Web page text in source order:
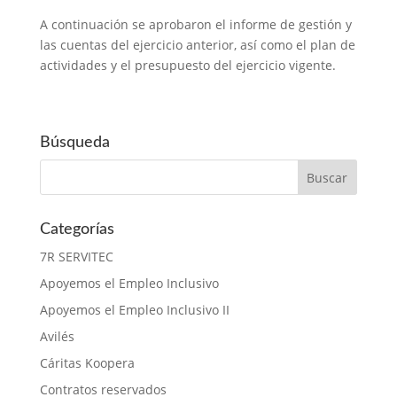
A continuación se aprobaron el informe de gestión y
las cuentas del ejercicio anterior, así como el plan de
actividades y el presupuesto del ejercicio vigente.
Búsqueda
Categorías
7R SERVITEC
Apoyemos el Empleo Inclusivo
Apoyemos el Empleo Inclusivo II
Avilés
Cáritas Koopera
Contratos reservados